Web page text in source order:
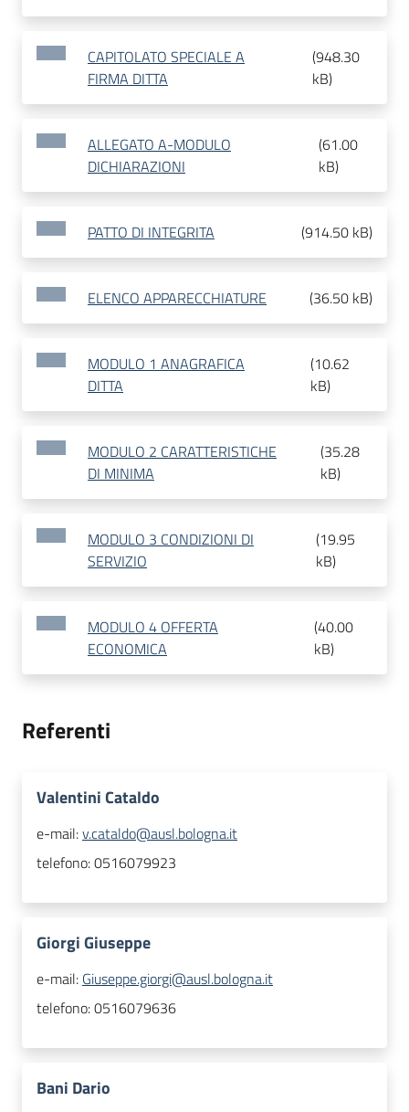
CAPITOLATO SPECIALE A
FIRMA DITTA
(948.30
kB)
ALLEGATO A-MODULO
DICHIARAZIONI
(61.00
kB)
PATTO DI INTEGRITA (914.50 kB)
ELENCO APPARECCHIATURE (36.50 kB)
MODULO 1 ANAGRAFICA
DITTA
(10.62
kB)
MODULO 2 CARATTERISTICHE
DI MINIMA
(35.28
kB)
MODULO 3 CONDIZIONI DI
SERVIZIO
(19.95
kB)
MODULO 4 OFFERTA
ECONOMICA
(40.00
kB)
Referenti
Valentini Cataldo
e-mail:v.cataldo@ausl.bologna.it
telefono:0516079923
Giorgi Giuseppe
e-mail: Giuseppe.giorgi@ausl.bologna.it
telefono:0516079636
Bani Dario